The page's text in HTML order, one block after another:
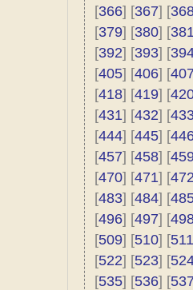
[366] [367] [
[379] [380] [
[392] [393] [
[405] [406] [
[418] [419] [
[431] [432] [
[444] [445] [
[457] [458] [
[470] [471] [
[483] [484] [
[496] [497] [
[509] [510] [511
[522] [523] [
[535] [536] [